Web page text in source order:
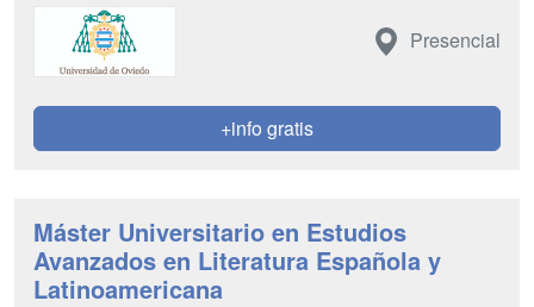
Presencial
+info gratis
Máster Universitario en Estudios
Avanzados en Literatura Española y
Latinoamericana